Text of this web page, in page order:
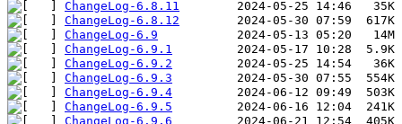
ChangeLog-6.8.11
ChangeLog-6.8.12
ChangeLog-6.9
ChangeLog-6.9.1
ChangeLog-6.9.2
ChangeLog-6.9.3
ChangeLog-6.9.4
ChangeLog-6.9.5
ChangeLog-6.9.6